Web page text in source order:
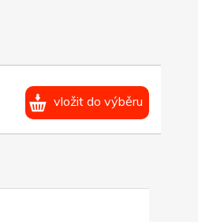
vložit do výběru